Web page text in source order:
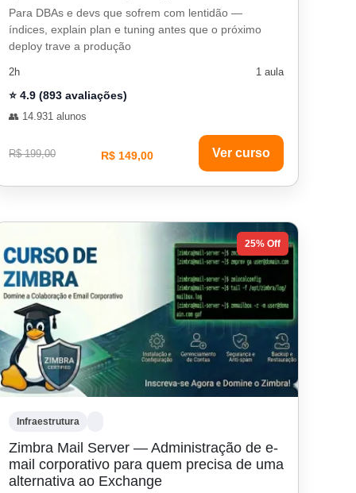
Para DBAs e devs que sofrem com lentidão —
índices, explain plan e tuning antes que o próximo
deploy trave a produção
2h 1 aula
⭐ 4.9 (893 avaliações)
👥 14.931 alunos
R$ 199,00 R$ 149,00 Ver curso
25% Off
Infraestrutura
Zimbra Mail Server — Administração de e-
mail corporativo para quem precisa de uma
alternativa ao Exchange